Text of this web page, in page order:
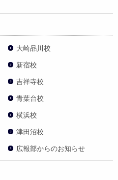
大崎品川校
新宿校
吉祥寺校
青葉台校
横浜校
津田沼校
広報部からのお知らせ